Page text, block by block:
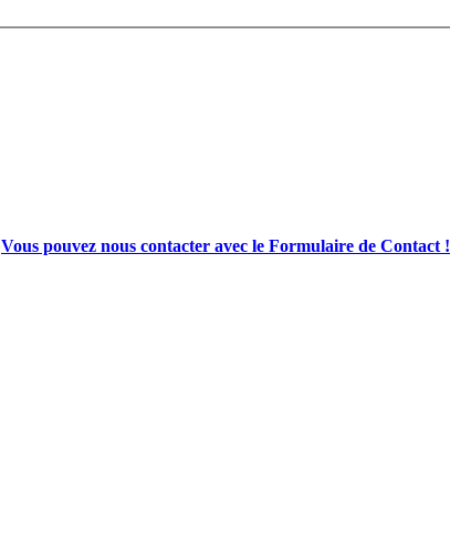
Vous pouvez nous contacter avec le Formulaire de Contact !